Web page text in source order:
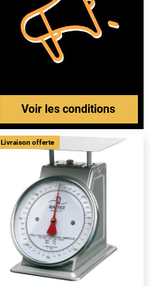
Voir les conditions
Livraison offerte